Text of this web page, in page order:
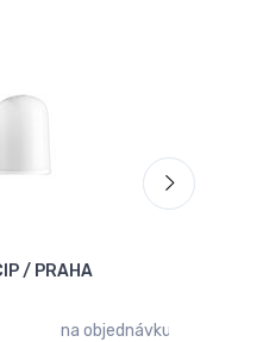
/ PRAHA
na objednávku